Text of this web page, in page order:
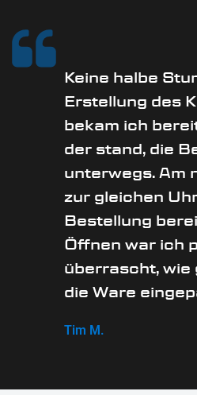
Keine halbe
Erstellung des
bekam ich
der stand, die
unterwegs. Am
zur gleichen
Bestellung
Öffnen war ich
überrascht,
die Ware
Tim M.